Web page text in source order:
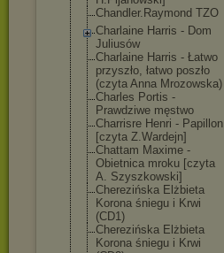
Chandler.Raymond TZO
Charlaine Harris - Dom
Juliusów
Charlaine Harris - Łatwo
przyszło, łatwo poszło
(czyta Anna Mrozowska)
Charles Portis -
Prawdziwe męstwo
Charrisre Henri - Papillon
[czyta Z.Wardejn]
Chattam Maxime -
Obietnica mroku [czyta
A. Szyszkowski]
Cherezińska Elżbieta
Korona śniegu i Krwi
(CD1)
Cherezińska Elżbieta
Korona śniegu i Krwi